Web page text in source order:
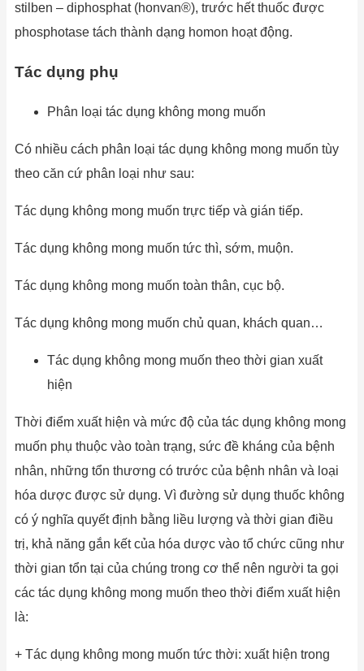
stilben – diphosphat (honvan®), trước hết thuốc được
phosphotase tách thành dạng homon hoạt động.
Tác dụng phụ
Phân loại tác dụng không mong muốn
Có nhiều cách phân loại tác dụng không mong muốn tùy
theo căn cứ phân loại như sau:
Tác dụng không mong muốn trực tiếp và gián tiếp.
Tác dụng không mong muốn tức thì, sớm, muộn.
Tác dụng không mong muốn toàn thân, cục bộ.
Tác dụng không mong muốn chủ quan, khách quan…
Tác dụng không mong muốn theo thời gian xuất
hiện
Thời điểm xuất hiện và mức độ của tác dụng không mong
muốn phụ thuộc vào toàn trạng, sức đề kháng của bệnh
nhân, những tổn thương có trước của bệnh nhân và loại
hóa dược được sử dụng. Vì đường sử dụng thuốc không
có ý nghĩa quyết định bằng liều lượng và thời gian điều
trị, khả năng gắn kết của hóa dược vào tổ chức cũng như
thời gian tổn tại của chúng trong cơ thể nên người ta gọi
các tác dụng không mong muốn theo thời điểm xuất hiện
là:
+ Tác dụng không mong muốn tức thời: xuất hiện trong